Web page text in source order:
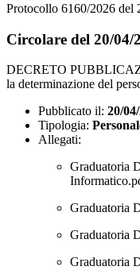
Protocollo 6160/2026 del
Circolare del 20/04/
DECRETO
la determinazione del
Pubblicato il: 20/
Tipologia:
Allegati:
Graduatoria
Graduatoria
Graduatoria
Graduatoria